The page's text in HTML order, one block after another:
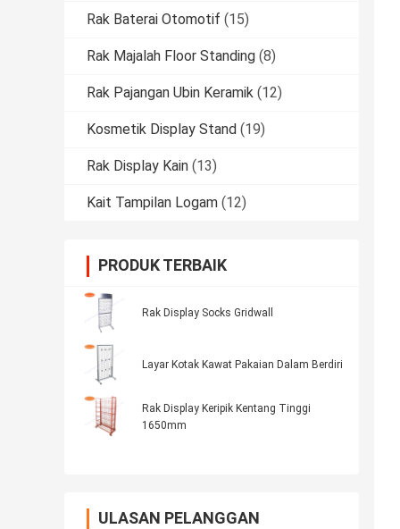
Rak Baterai Otomotif (15)
Rak Majalah Floor Standing (8)
Rak Pajangan Ubin Keramik (12)
Kosmetik Display Stand (19)
Rak Display Kain (13)
Kait Tampilan Logam (12)
PRODUK TERBAIK
Rak Display Socks Gridwall
Layar Kotak Kawat Pakaian Dalam Berdiri
Rak Display Keripik Kentang Tinggi
1650mm
ULASAN PELANGGAN